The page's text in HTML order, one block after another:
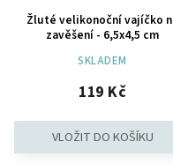
Žluté velikonoční vajíčko
zavěšení - 6,5x4,5 cm
SKLADEM
119 Kč